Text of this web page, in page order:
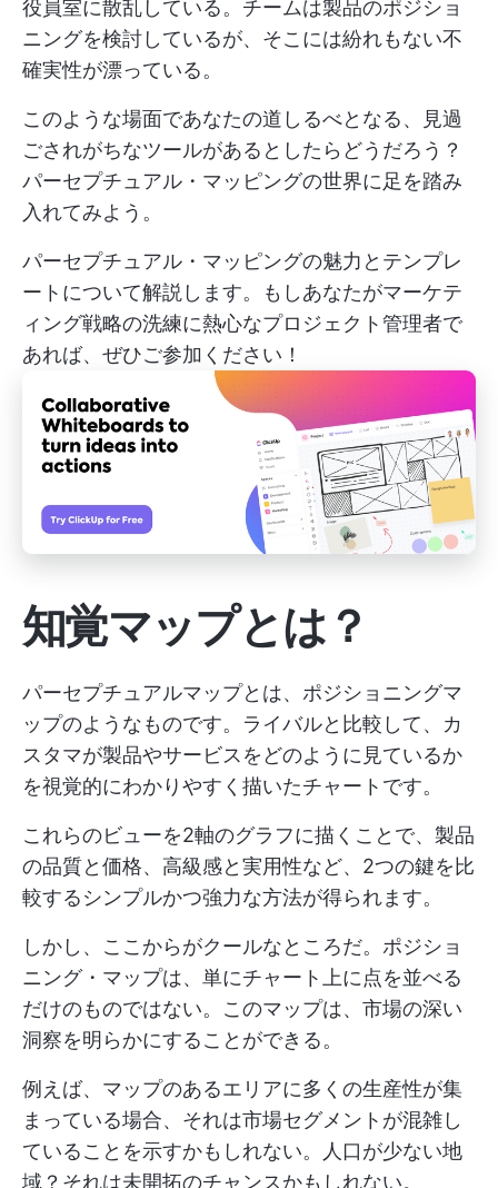
役員室に散乱している。チームは製品のポジショ
ニングを検討しているが、そこには紛れもない不
確実性が漂っている。
このような場面であなたの道しるべとなる、見過
ごされがちなツールがあるとしたらどうだろう？
パーセプチュアル・マッピングの世界に足を踏み
入れてみよう。
パーセプチュアル・マッピングの魅力とテンプレ
ートについて解説します。もしあなたがマーケテ
ィング戦略の洗練に熱心なプロジェクト管理者で
あれば、ぜひご参加ください！
知覚マップとは？
パーセプチュアルマップとは、ポジショニングマ
ップのようなものです。ライバルと比較して、カ
スタマが製品やサービスをどのように見ているか
を視覚的にわかりやすく描いたチャートです。
これらのビューを2軸のグラフに描くことで、製品
の品質と価格、高級感と実用性など、2つの鍵を比
較するシンプルかつ強力な方法が得られます。
しかし、ここからがクールなところだ。ポジショ
ニング・マップは、単にチャート上に点を並べる
だけのものではない。このマップは、市場の深い
洞察を明らかにすることができる。
例えば、マップのあるエリアに多くの生産性が集
まっている場合、それは市場セグメントが混雑し
ていることを示すかもしれない。人口が少ない地
域？それは未開拓のチャンスかもしれない。